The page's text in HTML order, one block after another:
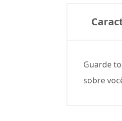
Guarde
sobre